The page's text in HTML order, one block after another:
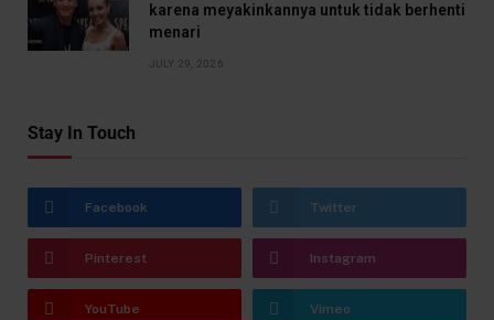
karena meyakinkannya untuk tidak berhenti
menari
JULY 29, 2026
Stay In Touch
Facebook Twitter
Pinterest Instagram
YouTube Vimeo